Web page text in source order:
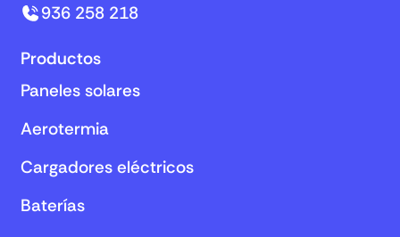
936 258 218
Productos
Paneles solares
Aerotermia
Cargadores eléctricos
Baterías